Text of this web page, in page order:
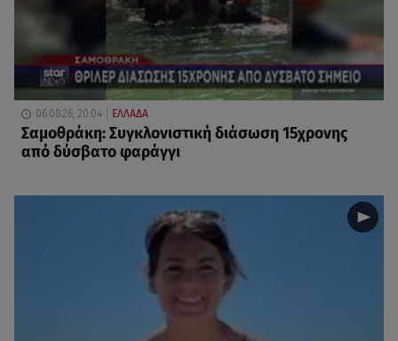
06.08.26, 20:04 ΕΛΛΑΔΑ
Σαμοθράκη: Συγκλονιστική διάσωση 15χρονης
από δύσβατο φαράγγι